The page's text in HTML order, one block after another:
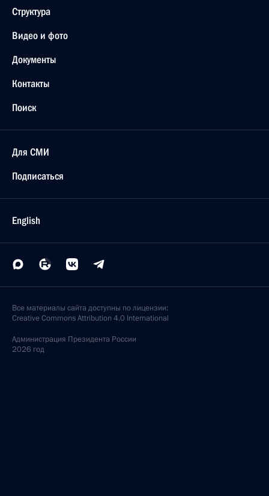
Структура
Видео и фото
Документы
Контакты
Поиск
Для СМИ
Подписаться
English
Все материалы сайта доступны по лицензии:
Creative Commons Attribution 4.0 International
Администрация Президента России
2026 год